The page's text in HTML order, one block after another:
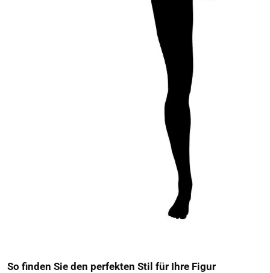
So finden Sie den perfekten Stil für Ihre Figur